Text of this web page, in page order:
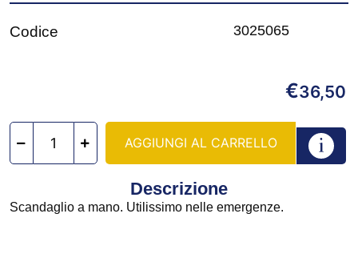
Codice 3025065
€36,50
AGGIUNGI AL CARRELLO
Descrizione
Scandaglio a mano. Utilissimo nelle emergenze.